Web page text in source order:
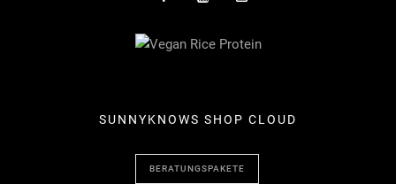
SUNNYKNOWS SHOP CLOUD
BERATUNGSPAKETE